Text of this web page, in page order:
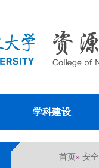
学科建设
首页» 安